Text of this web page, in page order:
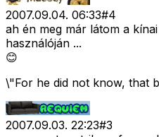
2007.09.04. 06:33#4
ah én meg már látom a
használóján ...
😊
\"For he did not know, that
2007.09.03. 22:23#3